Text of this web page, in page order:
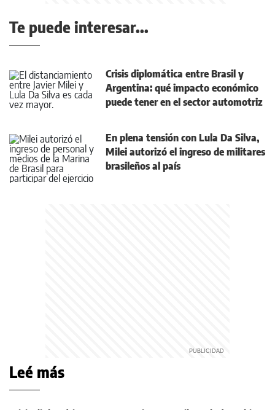
Te puede interesar...
Crisis diplomática entre Brasil y
Argentina: qué impacto económico
puede tener en el sector automotriz
En plena tensión con Lula Da Silva,
Milei autorizó el ingreso de militares
brasileños al país
Leé más